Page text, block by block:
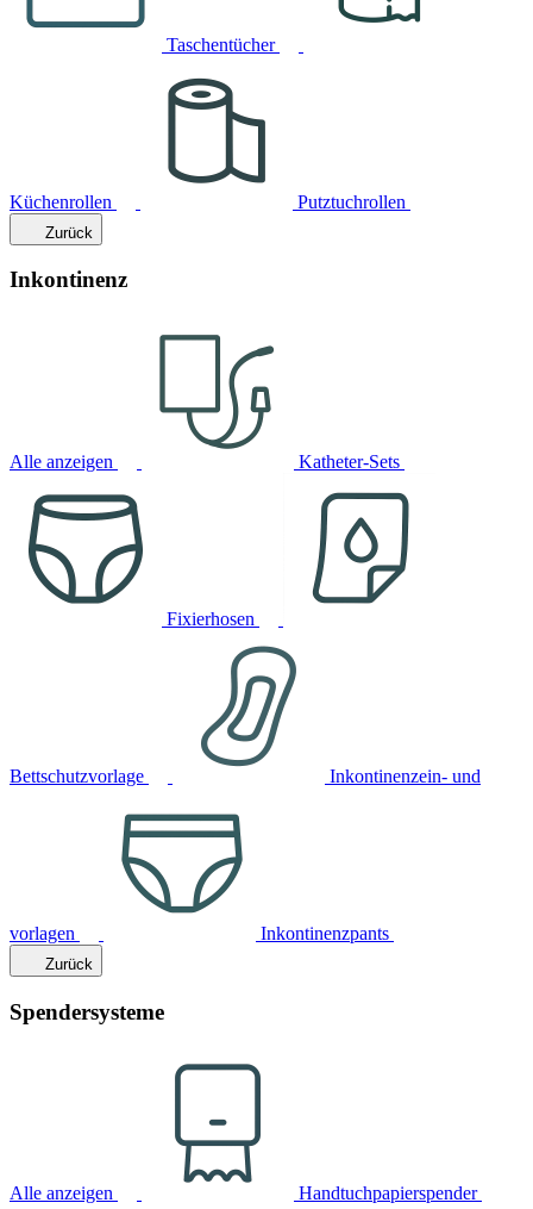
Taschentücher
Küchenrollen Putztuchrollen
Zurück
Inkontinenz
Alle anzeigen Katheter-Sets
Fixierhosen
Bettschutzvorlage Inkontinenzein- und
vorlagen Inkontinenzpants
Zurück
Spendersysteme
Alle anzeigen Handtuchpapierspender